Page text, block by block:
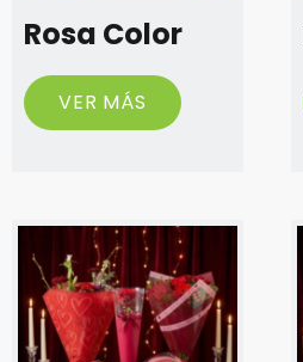
Rosa Color
VER MÁS